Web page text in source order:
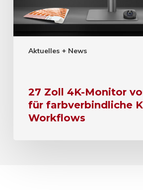
Aktuelles + News
27 Zoll 4K-Monitor
für farbverbindliche
Workflows